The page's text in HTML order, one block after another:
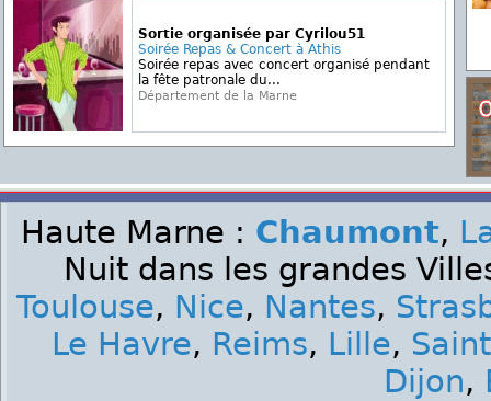
Sortie organisée par Cyrilou51
Soirée Repas & Concert à Athis
Soirée repas avec concert organisé pendant
la fête patronale du...
Département de la Marne
Haute Marne : Chaumont,
Nuit dans les grandes
Toulouse, Nice, Nantes,
Le Havre, Reims, Lille,
Dijon,